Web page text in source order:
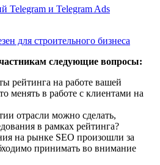
Telegram и Telegram Ads
для строительного бизнеса
следующие вопросы:
рейтинга на работе вашей
менять в работе с клиентами на
отрасли можно сделать,
в рамках рейтинга?
на рынке SEO произошли за
принимать во внимание